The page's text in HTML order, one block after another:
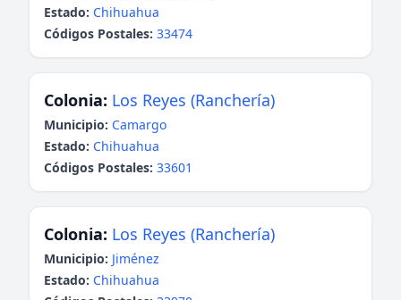
Estado: Chihuahua
Códigos Postales: 33474
Colonia: Los Reyes (Ranchería)
Municipio: Camargo
Estado: Chihuahua
Códigos Postales: 33601
Colonia: Los Reyes (Ranchería)
Municipio: Jiménez
Estado: Chihuahua